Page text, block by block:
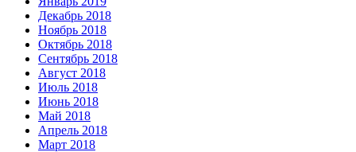
Декабрь 2018
Ноябрь 2018
Октябрь 2018
Сентябрь 2018
Август 2018
Июль 2018
Июнь 2018
Май 2018
Апрель 2018
Март 2018